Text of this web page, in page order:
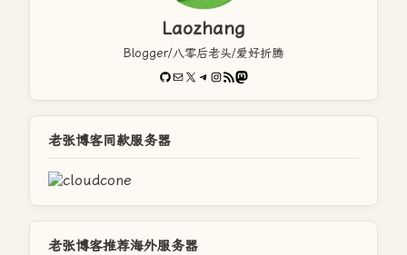
Laozhang
Blogger/八零后老头/爱好折腾
GitHub
电子邮件X Telegram
Instagram
RSS FeedMastodon
老张博客同款服务器
老张博客推荐海外服务器